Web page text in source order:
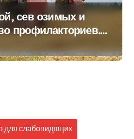
сев озимых и
профилакториев.
доклад главы
для слабовидящих